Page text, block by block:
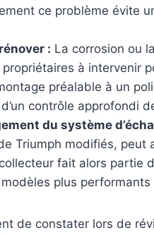
ce problème évite
: La corrosion ou
à intervenir
préalable à un
contrôle approfondi
du système
Triumph modifiés, peut
fait alors partie
plus
de constater lors de